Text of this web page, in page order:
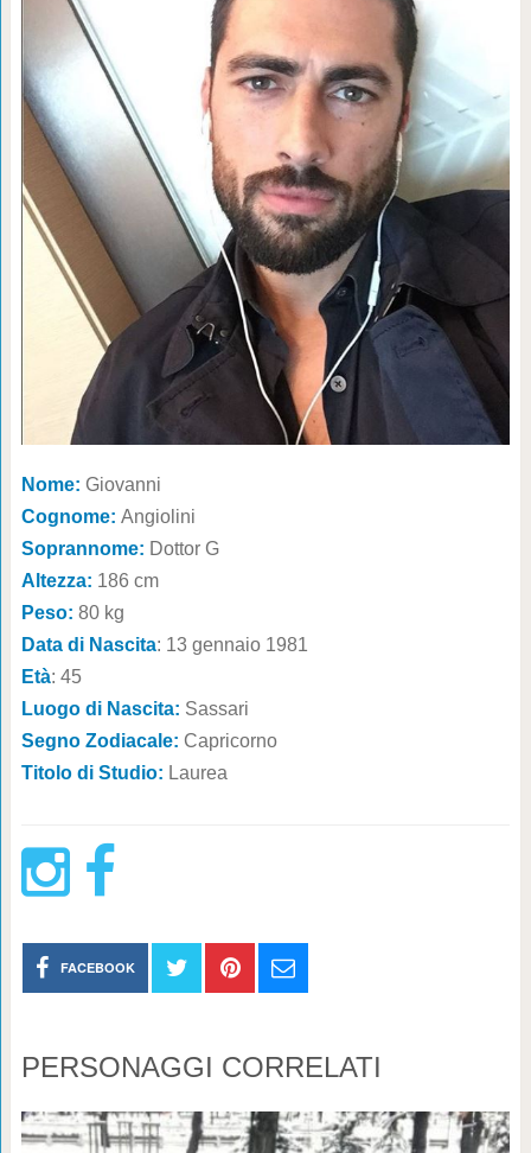
Nome: Giovanni
Cognome: Angiolini
Soprannome: Dottor G
Altezza: 186 cm
Peso: 80 kg
Data di Nascita: 13 gennaio 1981
Età: 45
Luogo di Nascita: Sassari
Segno Zodiacale: Capricorno
Titolo di Studio: Laurea
FACEBOOK
PERSONAGGI CORRELATI